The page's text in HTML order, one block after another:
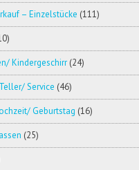
– Einzelstücke (111)
Kindergeschirr (24)
Service (46)
Geburtstag (16)
(25)